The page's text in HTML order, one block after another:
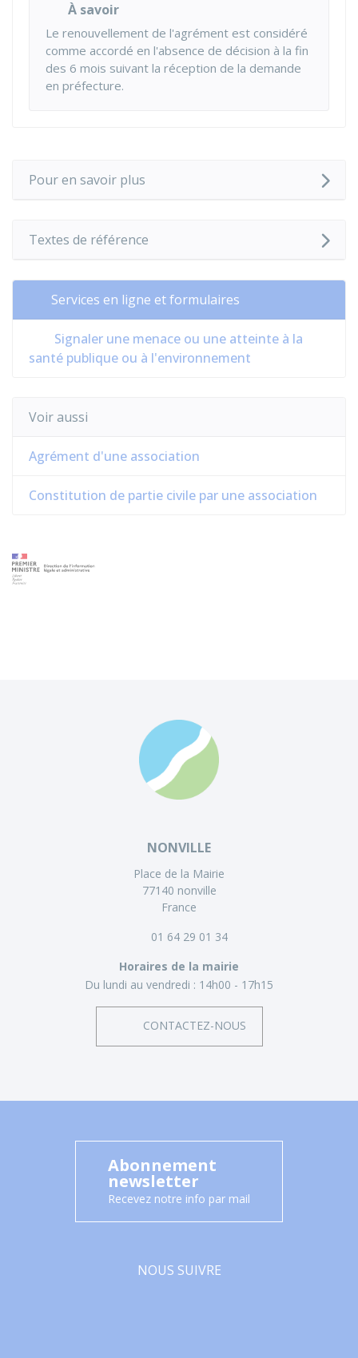
À savoir
Le renouvellement de l'agrément est considéré
comme accordé en l'absence de décision à la fin
des 6 mois suivant la réception de la demande
en préfecture.
Pour en savoir plus
Textes de référence
Services en ligne et formulaires
Signaler une menace ou une atteinte à la
santé publique ou à l'environnement
Voir aussi
Agrément d'une association
Constitution de partie civile par une association
NONVILLE
Place de la Mairie
77140 nonville
France
01 64 29 01 34
Horaires de la mairie
Du lundi au vendredi : 14h00 - 17h15
CONTACTEZ-NOUS
Abonnement
newsletter
Recevez notre info par mail
NOUS SUIVRE